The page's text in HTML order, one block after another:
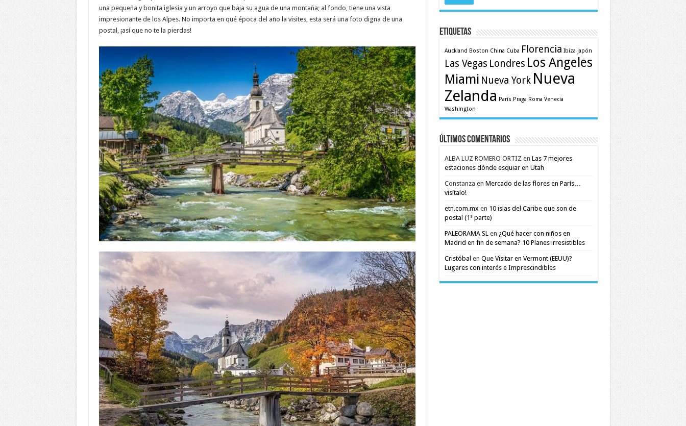
una pequeña y bonita iglesia y un arroyo que baja su agua de una montaña; al fondo, tiene una vista
impresionante de los Alpes. No importa en qué época del año la visites, esta será una foto digna de una
postal, ¡así que no te la pierdas!
Etiquetas
Auckland Boston China Cuba Florencia Ibiza japón
Las Vegas Londres Los Angeles
Miami Nueva York Nueva
Zelanda París Praga Roma Venecia
Washington
Últimos comentarios
ALBA LUZ ROMERO ORTIZ en Las 7 mejores
estaciones dónde esquiar en Utah
Constanza en Mercado de las flores en París…
visítalo!
etn.com.mx en 10 islas del Caribe que son de
postal (1ª parte)
PALEORAMA SLen ¿Qué hacer con niños en
Madrid en fin de semana? 10 Planes irresistibles
Cristóbal en Que Visitar en Vermont (EEUU)?
Lugares con interés e Imprescindibles